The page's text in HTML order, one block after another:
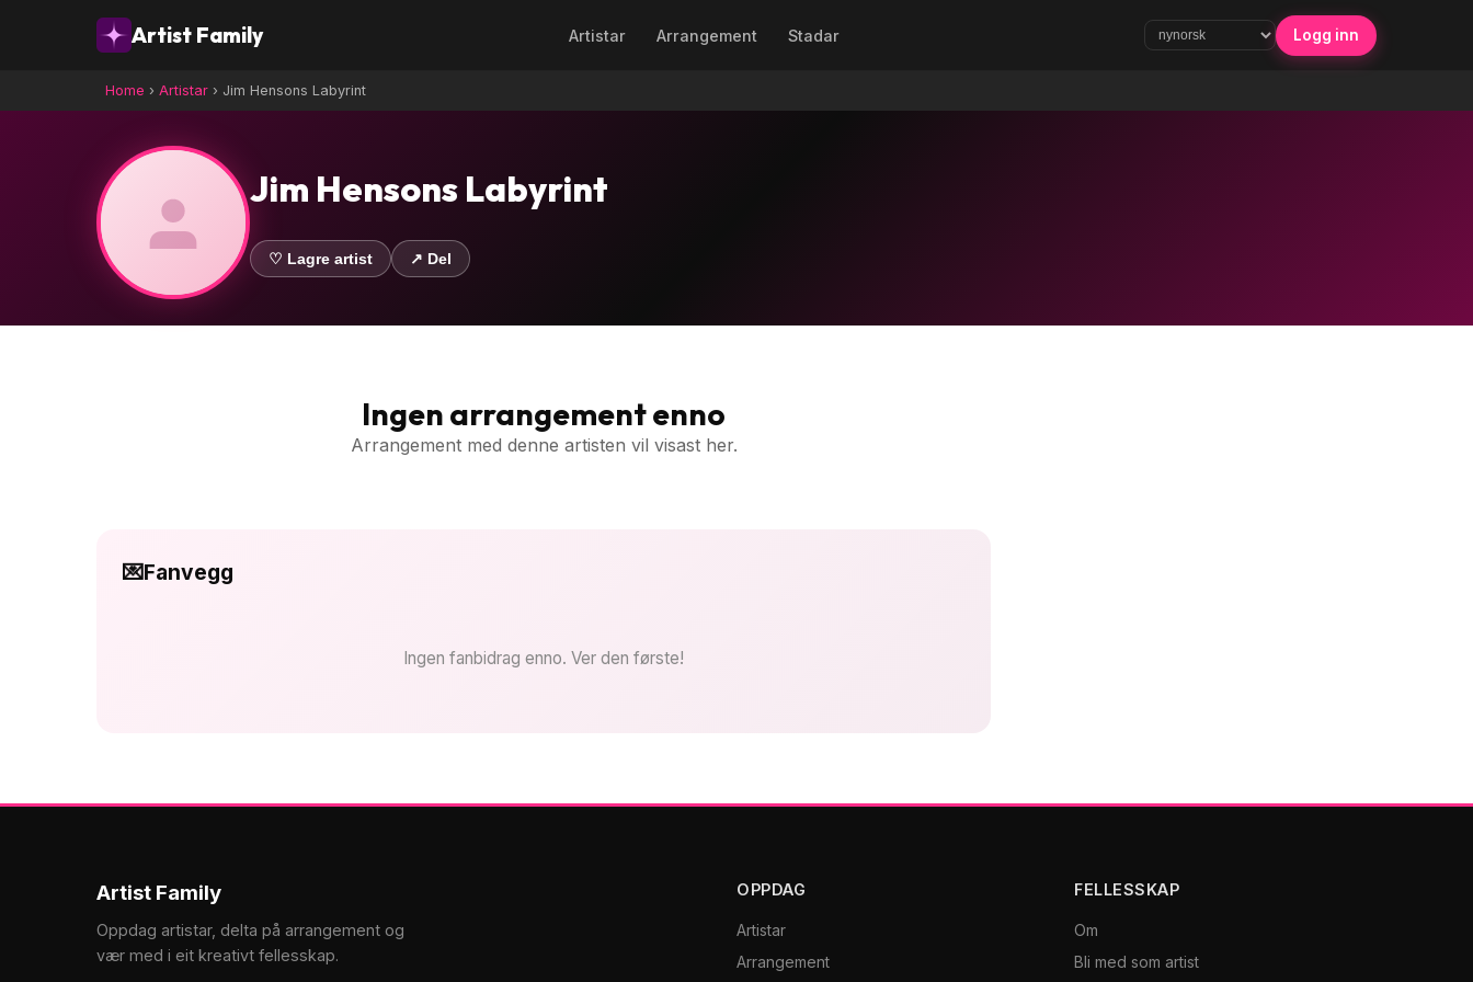
Artist Family Artistar Arrangement Stadar Logg inn
Home › Artistar › Jim Hensons Labyrint
Jim Hensons Labyrint
♡ Lagre artist ↗ Del
Ingen arrangement enno
Arrangement med denne artisten vil visast her.
💌Fanvegg
Ingen fanbidrag enno. Ver den første!
Artist Family
Oppdag artistar, delta på arrangement og
vær med i eit kreativt fellesskap.
OPPDAG
Artistar
Arrangement
FELLESSKAP
Om
Bli med som artist